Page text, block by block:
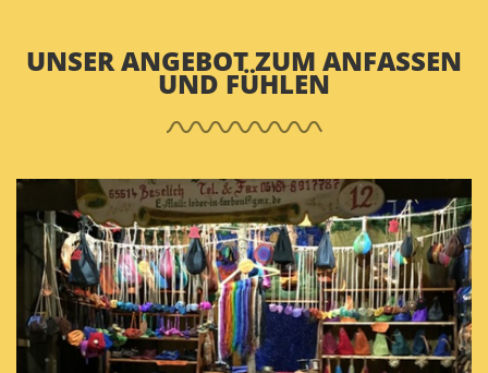
UNSER ANGEBOT ZUM ANFASSEN
UND FÜHLEN